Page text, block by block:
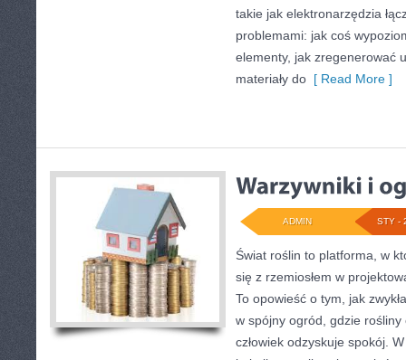
takie jak elektronarzędzia
problemami: jak coś
elementy, jak zregenerować
materiały do [ Read More ]
STY -
ADMIN
Świat roślin to platforma, w
się z rzemiosłem w
To opowieść o tym, jak
w spójny ogród, gdzie
człowiek odzyskuje spokój.